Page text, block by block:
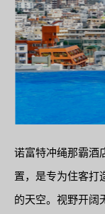
诺富特冲绳那霸酒
置，是专为住客打
的天空。视野开阔